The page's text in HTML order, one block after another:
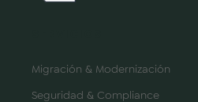
Migración & Modernización
Seguridad & Compliance